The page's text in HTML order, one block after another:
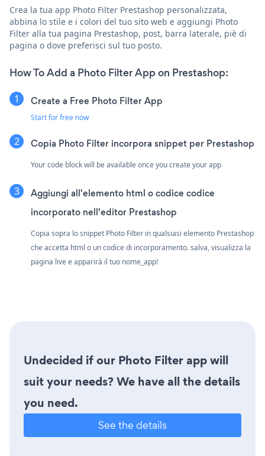
Crea la tua app Photo Filter Prestashop personalizzata,
abbina lo stile e i colori del tuo sito web e aggiungi Photo
Filter alla tua pagina Prestashop, post, barra laterale, piè di
pagina o dove preferisci sul tuo posto.
How To Add a Photo Filter App on Prestashop:
Create a Free Photo Filter App
Start for free now
Copia Photo Filter incorpora snippet per Prestashop
Your code block will be available once you create your app
Aggiungi all'elemento html o codice codice
incorporato nell'editor Prestashop
Copia sopra lo snippet Photo Filter in qualsiasi elemento Prestashop
che accetta html o un codice di incorporamento. salva, visualizza la
pagina live e apparirà il tuo nome_app!
Undecided if our Photo Filter app will
suit your needs? We have all the details
you need.
See the details